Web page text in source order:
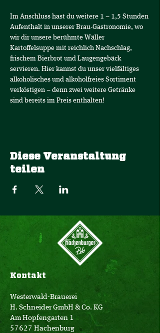
Im Anschluss hast du weitere 1 – 1,5 Stunden
Aufenthalt in unserer Brau-Gastronomie, wo
wir dir unsere berühmte Wäller
Kartoffelsuppe mit reichlich Nachschlag,
frischem Bierbrot und Laugengebäck
servieren. Hier kannst du unser vielfältiges
alkoholisches und alkoholfreies Sortiment
verköstigen – denn zwei weitere Getränke
sind bereits im Preis enthalten!
Diese Veranstaltung
teilen
Kontakt
Westerwald-Brauerei
H. Schneider GmbH & Co. KG
Am Hopfengarten 1
57627 Hachenburg